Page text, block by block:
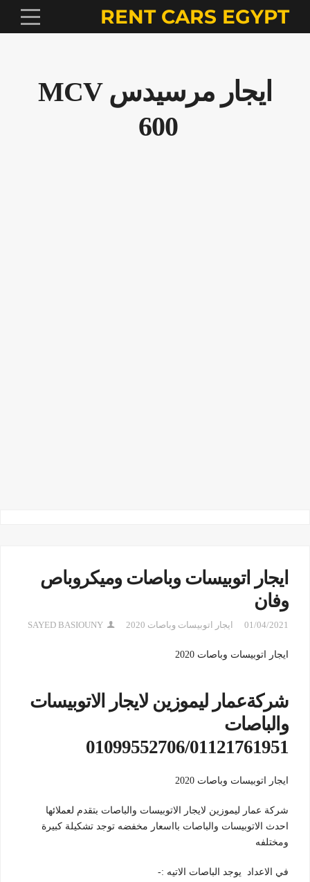
RENT CARS EGYPT
ايجار مرسيدس MCV
600
ايجار اتوبيسات وباصات وميكروباص
وفان
01/04/2021 ايجار اتوبيسات وباصات 2020 SAYED BASIOUNY
ايجار اتوبيسات وباصات 2020
شركةعمار ليموزين لايجار الاتوبيسات
والباصات
01099552706/01121761951
ايجار اتوبيسات وباصات 2020
شركة عمار ليموزين لايجار الاتوبيسات والباصات بتقدم لعملائها
احدث الاتوبيسات والباصات بااسعار مخفضه توجد تشكيلة كبيرة
ومختلفه
في الاعداد يوجد الباصات الاتيه :-